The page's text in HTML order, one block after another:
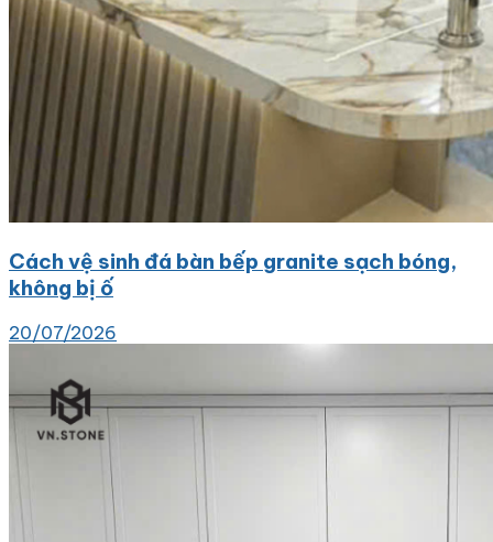
Cách vệ sinh đá bàn bếp granite sạch bóng,
không bị ố
20/07/2026